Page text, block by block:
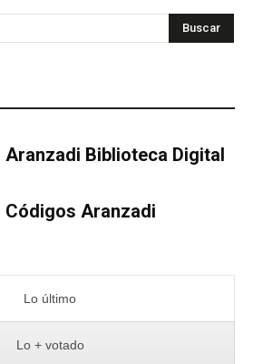
Buscar
Aranzadi Biblioteca Digital
Códigos Aranzadi
Lo último
Lo + votado